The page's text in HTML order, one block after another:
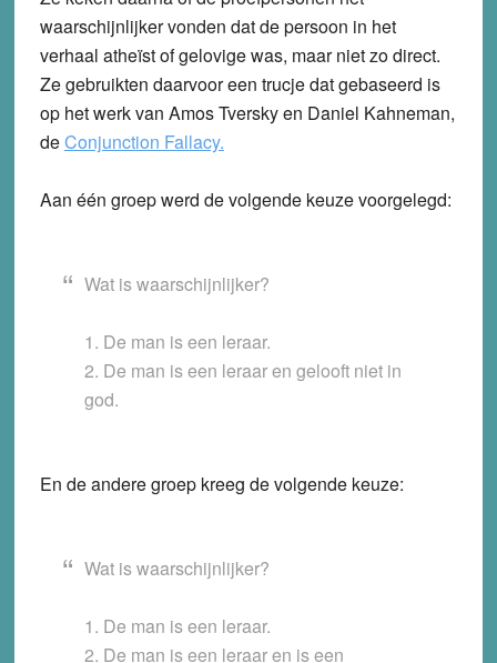
waarschijnlijker vonden dat de persoon in het
verhaal atheïst of gelovige was, maar niet zo direct.
Ze gebruikten daarvoor een trucje dat gebaseerd is
op het werk van Amos Tversky en Daniel Kahneman,
deConjunction Fallacy.
Aan één groep werd de volgende keuze voorgelegd:
Wat is waarschijnlijker?
1. De man is een leraar.
2. De man is een leraar en gelooft niet in
god.
En de andere groep kreeg de volgende keuze:
Wat is waarschijnlijker?
1. De man is een leraar.
2. De man is een leraar en is een